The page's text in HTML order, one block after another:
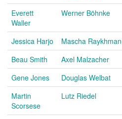
Everett
Waller
Werner Böhnke
Jessica Harjo Mascha Raykhman
Beau Smith
Axel Malzacher
Gene Jones
Douglas Welbat
Martin
Scorsese
Lutz Riedel